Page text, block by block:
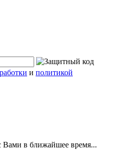
и политикой
в ближайшее время...